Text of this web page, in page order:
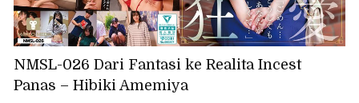
NMSL-026 Dari Fantasi ke Realita Incest
Panas – Hibiki Amemiya